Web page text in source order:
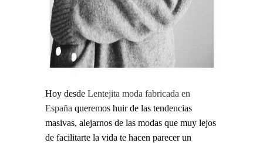
Hoy desdeLentejita moda fabricada en
España queremos huir de las tendencias
masivas, alejarnos de las modas que muy lejos
de facilitarte la vida te hacen parecer un